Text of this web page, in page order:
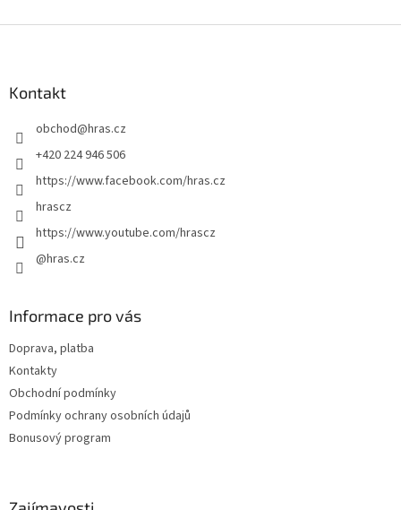
Kontakt
obchod@hras.cz
+420 224 946 506
https://www.facebook.com/hras.cz
hrascz
https://www.youtube.com/hrascz
@hras.cz
Informace pro vás
Doprava, platba
Kontakty
Obchodní podmínky
Podmínky ochrany osobních údajů
Bonusový program